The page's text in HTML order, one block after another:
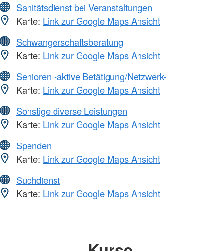
Sanitätsdienst bei Veranstaltungen
Karte: Link zur Google Maps Ansicht
Schwangerschaftsberatung
Karte: Link zur Google Maps Ansicht
Senioren -aktive Betätigung/Netzwerk-
Karte: Link zur Google Maps Ansicht
Sonstige diverse Leistungen
Karte: Link zur Google Maps Ansicht
Spenden
Karte: Link zur Google Maps Ansicht
Suchdienst
Karte: Link zur Google Maps Ansicht